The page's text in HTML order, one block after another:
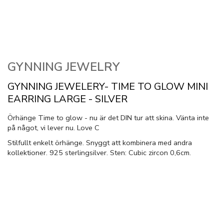
GYNNING JEWELRY
GYNNING JEWELERY- TIME TO GLOW MINI
EARRING LARGE - SILVER
Örhänge Time to glow - nu är det DIN tur att skina. Vänta inte
på något, vi lever nu. Love C
Stilfullt enkelt örhänge. Snyggt att kombinera med andra
kollektioner. 925 sterlingsilver. Sten: Cubic zircon 0,6cm.